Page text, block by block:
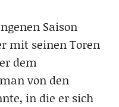
Saison
mit seinen Toren
dem
von den
in die er sich